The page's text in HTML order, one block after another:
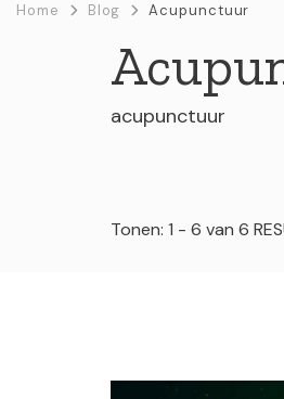
Home Blog Acupunctuur
acupunctuur
Tonen: 1 - 6 van 6